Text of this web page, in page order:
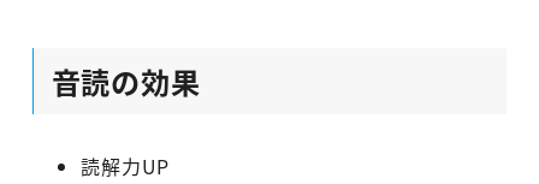
音読の効果
読解力UP